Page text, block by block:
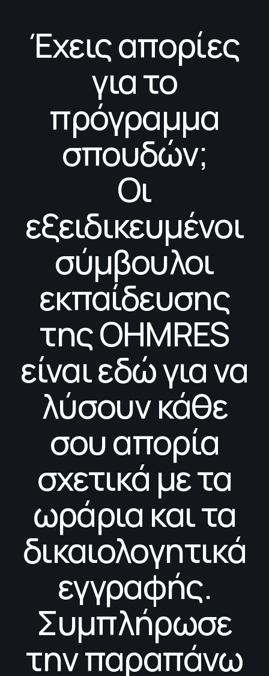
Έχεις απορίες
για το
πρόγραμμα
σπουδών;
Οι
εξειδικευμένοι
σύμβουλοι
εκπαίδευσης
της OHMRES
είναι εδώ για να
λύσουν κάθε
σου απορία
σχετικά με τα
ωράρια και τα
δικαιολογητικά
εγγραφής.
Συμπλήρωσε
την παραπάνω